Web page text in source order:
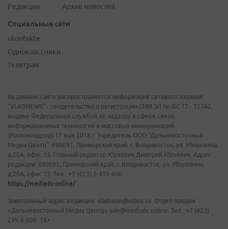
Редакция
Архив новостей
Социальные сети
vkontakte
Одноклассники
Телеграм
На данном сайте распространяется информация сетевого издания
"VLADNEWS" - свидетельство о регистрации СМИ ЭЛ № ФС 77 - 72742,
выдано Федеральной службой по надзору в сфере связи,
информационных технологий и массовых коммуникаций
(Роскомнадзор) 17 мая 2018 г. Учредитель ООО "Дальневосточный
Медиа Центр". 690091, Приморский край, г. Владивосток, ул. Уборевича,
д.20А, офис 13. Главный редактор Юркевич Дмитрий Юрьевич. Адрес
редакции: 690091, Приморский край, г. Владивосток, ул. Уборевича,
д.20А, офис 13. Тел.: +7 (423) 2-415-600.
https://mediadv.online/
Электронный адрес редакции: vladnews@inbox.ru. Отдел продаж
«Дальневосточный Медиа Центр» sale@mediadv.online. Тел.: +7 (423)
249-8-800. 18+